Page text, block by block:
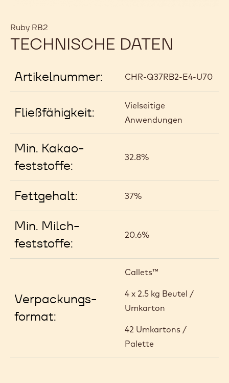
Ruby RB2
TECHNISCHE DATEN
Artikelnummer: CHR-Q37RB2-E4-U70
Fließfähigkeit:
Vielseitige
Anwendungen
Min. Kakao-
feststoffe:
32.8%
Fettgehalt: 37%
Min. Milch-
feststoffe:
20.6%
Verpackungs-
format:
Callets™
4 x 2.5 kg Beutel /
Umkarton
42 Umkartons /
Palette